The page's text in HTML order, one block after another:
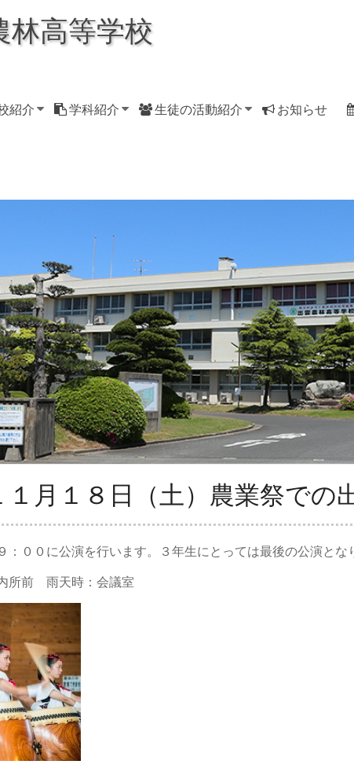
林高等学校
紹介 学科紹介 生徒の活動紹介 お知らせ
１月１８日（土）農業祭での
：００に公演を行います。３年生にとっては最後の公演とな
所前 雨天時：会議室